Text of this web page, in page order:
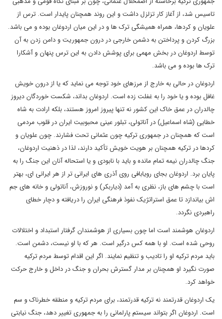
تاسیس شد، از آغاز کار تزلزل داشت و این روند همچنان پایدار است. ترس از
علویان و کردها، همراه همیشگی ترک ها و در این میان اردوغان بوده و می باشد.
بزرگ کردن و پرداختن به دشمن خارجی در درون جمهوریت و دامن زدن به آن
توسط اردوغان در بخش مهمی برای پوشش دادن به این ترس پنهان و آشکارا
ترک ها بوده و می باشد.
اردوغان در حالی به خارج از مرزهای خود توجه می نماید که یا از درون خویش
غافل بوده و یا خود را به غفلت زده است. اردوغان بداند، شکست خوردگان دیروز
چالدران در عمق خاک این کشور نه تنها پیروز امروز هستند، بلکه ارادت به شاه
خطایی (شاه اسماعیل) در آناتولی، تبلور عینی محبوبیت ایران در قلوب مردمی
است که همچنان در جمهوری ترکیه چون عثمانی تحت فشارند. چون علویان و
کردها در ترکیه همچنان بر هویت خویش تأکید دارند، لذا در ذهنیت اردوغان،
جنگ چالدران نیمه تمام مانده و باید با نابودی و یا استحاله آنان این جنگ را به
پایان برد. اردوغان بجای رویابافی روی آذری های ایرانی تر از هر ایرانی ای، بهتر
است با چشم های باز، نظری به آمد (دیاربکر) و نوروزش، آناتولی و خانه های جم
اش بیاندازد تا عمق استراتژیک نفوذ فرهنگی ایران را دریافته و دچار خطای
راهبردی نگردد.
اردوغان هوشمند است اما چون بسیاری از هوشمندان گرفتار استبداد و اختلالات
روحی شده است. او با همه کس درگیر است. هر که با او نیست، دشمن است.
باید مردم ترکیه او را تادیب و تنظیم نمایند. اگر این اقدام توسط مردم ترکیه
صورت نگیرد او همچنان بر مدار گسترش بحران و جنگ در داخل و خارج حرکت
خواهد کرد.
یک اردوغان قدرتمند نه ترکیه قدرتمند، برای مردم ترکیه و منطقه خطرناک و سم
است. اردوغان اگر بتواند سیستم پارلمانی را به جمهوری تغییر دهد، جنگ نیابتی